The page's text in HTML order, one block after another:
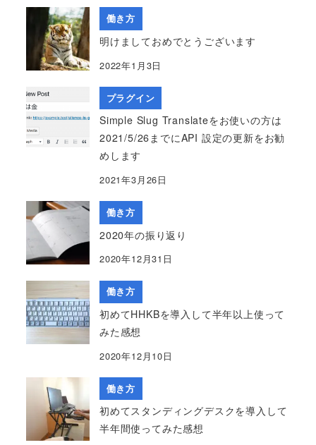
働き方
明けましておめでとうございます
2022年1月3日
プラグイン
Simple Slug Translateをお使いの方は
2021/5/26までにAPI 設定の更新をお勧
めします
2021年3月26日
働き方
2020年の振り返り
2020年12月31日
働き方
初めてHHKBを導入して半年以上使って
みた感想
2020年12月10日
働き方
初めてスタンディングデスクを導入して
半年間使ってみた感想